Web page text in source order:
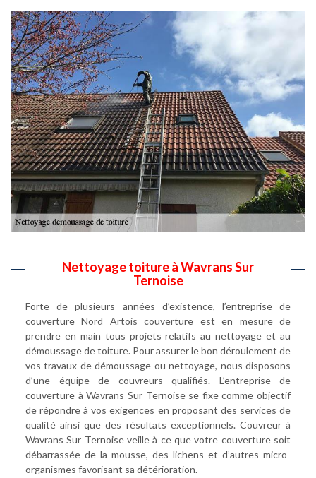
Nettoyage toiture à Wavrans Sur
Ternoise
Forte de plusieurs années d’existence, l’entreprise de
couverture Nord Artois couverture est en mesure de
prendre en main tous projets relatifs au nettoyage et au
démoussage de toiture. Pour assurer le bon déroulement de
vos travaux de démoussage ou nettoyage, nous disposons
d’une équipe de couvreurs qualifiés. L’entreprise de
couverture à Wavrans Sur Ternoise se fixe comme objectif
de répondre à vos exigences en proposant des services de
qualité ainsi que des résultats exceptionnels. Couvreur à
Wavrans Sur Ternoise veille à ce que votre couverture soit
débarrassée de la mousse, des lichens et d’autres micro-
organismes favorisant sa détérioration.